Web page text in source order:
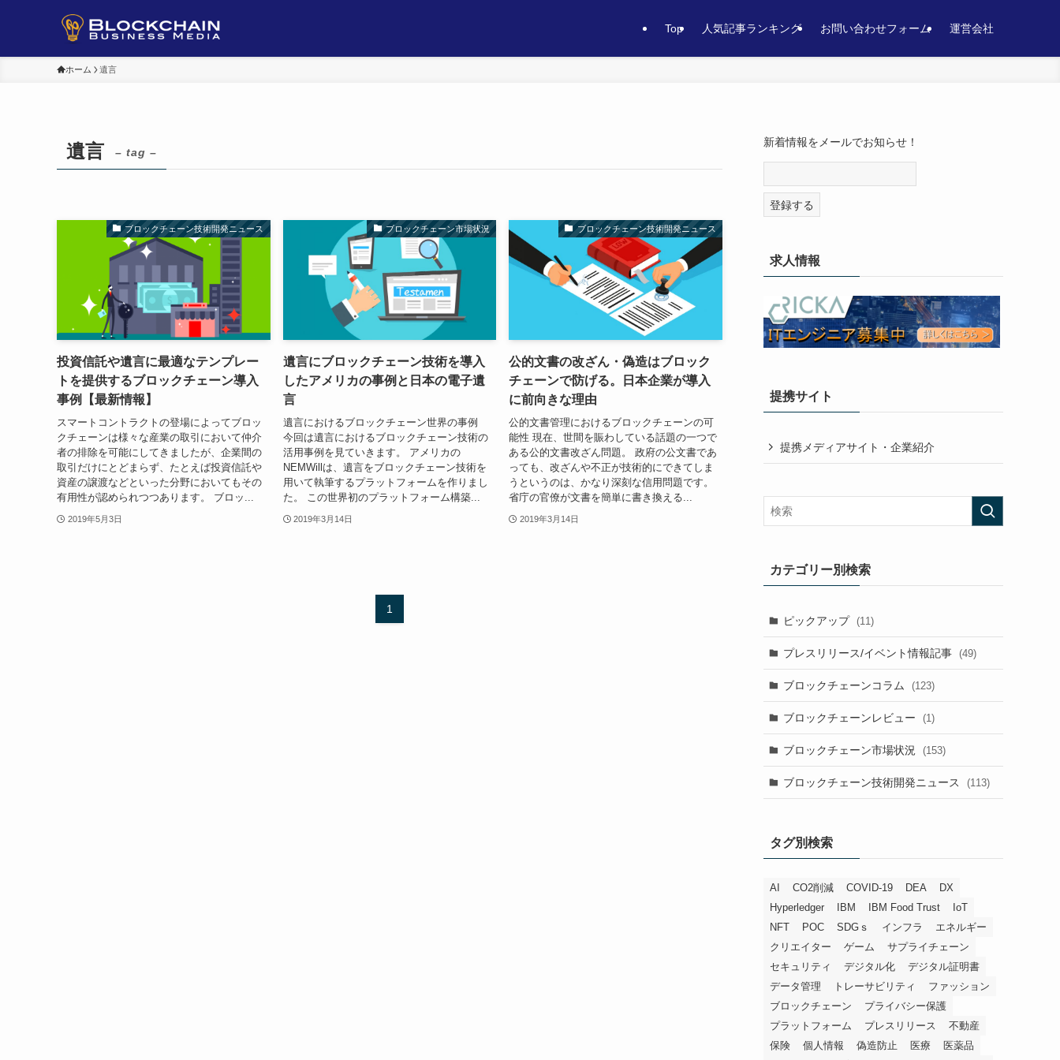
Top 人気記事ランキング お問い合わせフォーム 運営会社
ホーム 遺言
遺言 – tag –
ブロックチェーン技術開発ニュース
投資信託や遺言に最適なテンプレー
トを提供するブロックチェーン導入
事例【最新情報】
スマートコントラクトの登場によってブロッ
クチェーンは様々な産業の取引において仲介
者の排除を可能にしてきましたが、企業間の
取引だけにとどまらず、たとえば投資信託や
資産の譲渡などといった分野においてもその
有用性が認められつつあります。 ブロッ...
2019年5月3日
ブロックチェーン市場状況
遺言にブロックチェーン技術を導入
したアメリカの事例と日本の電子遺
言
遺言におけるブロックチェーン世界の事例
今回は遺言におけるブロックチェーン技術の
活用事例を見ていきます。 アメリカの
NEMWillは、遺言をブロックチェーン技術を
用いて執筆するプラットフォームを作りまし
た。 この世界初のプラットフォーム構築...
2019年3月14日
ブロックチェーン技術開発ニュース
公的文書の改ざん・偽造はブロック
チェーンで防げる。日本企業が導入
に前向きな理由
公的文書管理におけるブロックチェーンの可
能性 現在、世間を賑わしている話題の一つで
ある公的文書改ざん問題。 政府の公文書であ
っても、改ざんや不正が技術的にできてしま
うというのは、かなり深刻な信用問題です。
省庁の官僚が文書を簡単に書き換える...
2019年3月14日
1
新着情報をメールでお知らせ！
求人情報
提携サイト
提携メディアサイト・企業紹介
カテゴリー別検索
ピックアップ (11)
プレスリリース/イベント情報記事 (49)
ブロックチェーンコラム (123)
ブロックチェーンレビュー (1)
ブロックチェーン市場状況 (153)
ブロックチェーン技術開発ニュース (113)
タグ別検索
AI CO2削減 COVID-19 DEA
DX
Hyperledger
IBM IBM Food Trust
IoT
NFT
POC SDGｓ インフラ
エネルギー
クリエイター
ゲーム
サプライチェーン
セキュリティ
デジタル化
デジタル証明書
データ管理
トレーサビリティ
ファッション
ブロックチェーン
プライバシー保護
プラットフォーム
プレスリリース
不動産
保険
個人情報 偽造防止 医療
医薬品